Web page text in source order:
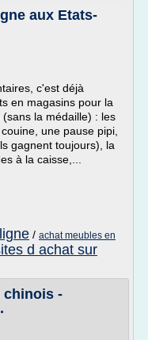
aux Etats-
c'est déjà
en magasins pour la
la médaille) : les
une pause pipi,
gagnent toujours), la
à la caisse,...
/ achat meubles en
d achat sur
chinois -